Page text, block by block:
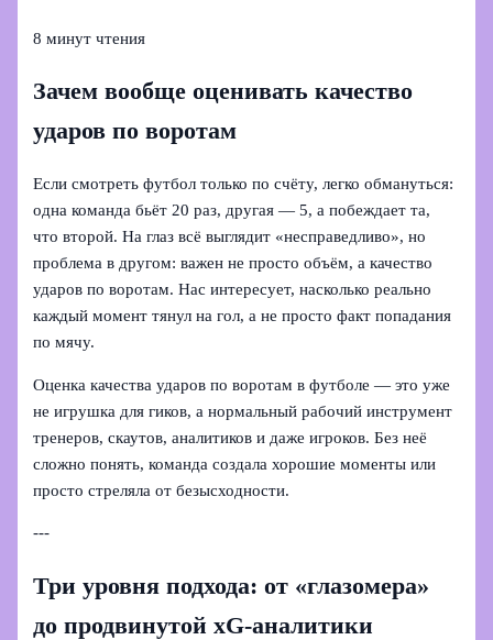
8 минут чтения
Зачем вообще оценивать качество
ударов по воротам
Если смотреть футбол только по счёту, легко обмануться:
одна команда бьёт 20 раз, другая — 5, а побеждает та,
что второй. На глаз всё выглядит «несправедливо», но
проблема в другом: важен не просто объём, а качество
ударов по воротам. Нас интересует, насколько реально
каждый момент тянул на гол, а не просто факт попадания
по мячу.
Оценка качества ударов по воротам в футболе — это уже
не игрушка для гиков, а нормальный рабочий инструмент
тренеров, скаутов, аналитиков и даже игроков. Без неё
сложно понять, команда создала хорошие моменты или
просто стреляла от безысходности.
---
Три уровня подхода: от «глазомера»
до продвинутой xG-аналитики